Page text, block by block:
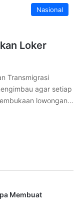
Nasional
Loker
Transmigrasi
agar setiap
lowongan…
Membuat